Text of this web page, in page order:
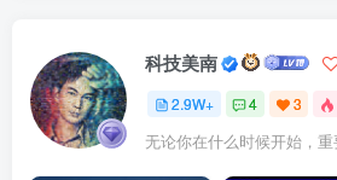
科技美南
2.9W+ 4 3